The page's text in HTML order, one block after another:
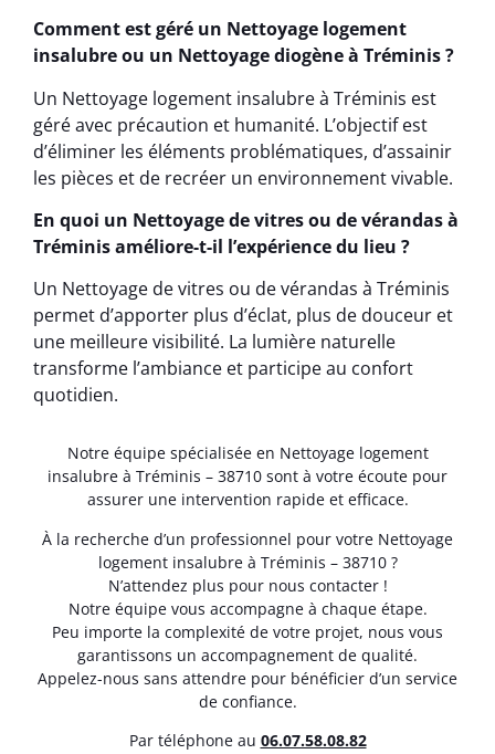
Comment est géré un Nettoyage logement
insalubre ou un Nettoyage diogène à Tréminis ?
Un Nettoyage logement insalubre à Tréminis est
géré avec précaution et humanité. L’objectif est
d’éliminer les éléments problématiques, d’assainir
les pièces et de recréer un environnement vivable.
En quoi un Nettoyage de vitres ou de vérandas à
Tréminis améliore-t-il l’expérience du lieu ?
Un Nettoyage de vitres ou de vérandas à Tréminis
permet d’apporter plus d’éclat, plus de douceur et
une meilleure visibilité. La lumière naturelle
transforme l’ambiance et participe au confort
quotidien.
Notre équipe spécialisée en Nettoyage logement
insalubre à Tréminis – 38710 sont à votre écoute pour
assurer une intervention rapide et efficace.
À la recherche d’un professionnel pour votre Nettoyage
logement insalubre à Tréminis – 38710 ?
N’attendez plus pour nous contacter !
Notre équipe vous accompagne à chaque étape.
Peu importe la complexité de votre projet, nous vous
garantissons un accompagnement de qualité.
Appelez-nous sans attendre pour bénéficier d’un service
de confiance.
Par téléphone au 06.07.58.08.82